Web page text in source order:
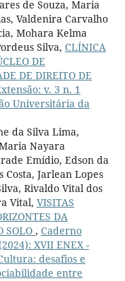
de Souza, Maria
Valdenira Carvalho
Mohara Kelma
Silva, CLÍNICA
DE
DE DIREITO DE
v. 3 n. 1
Universitária da
da Silva Lima,
Nayara
Emídio, Edson da
Jarlean Lopes
Rivaldo Vital dos
Vital, VISITAS
DA
SOLO , Caderno
XVII ENEX -
desafios e
entre